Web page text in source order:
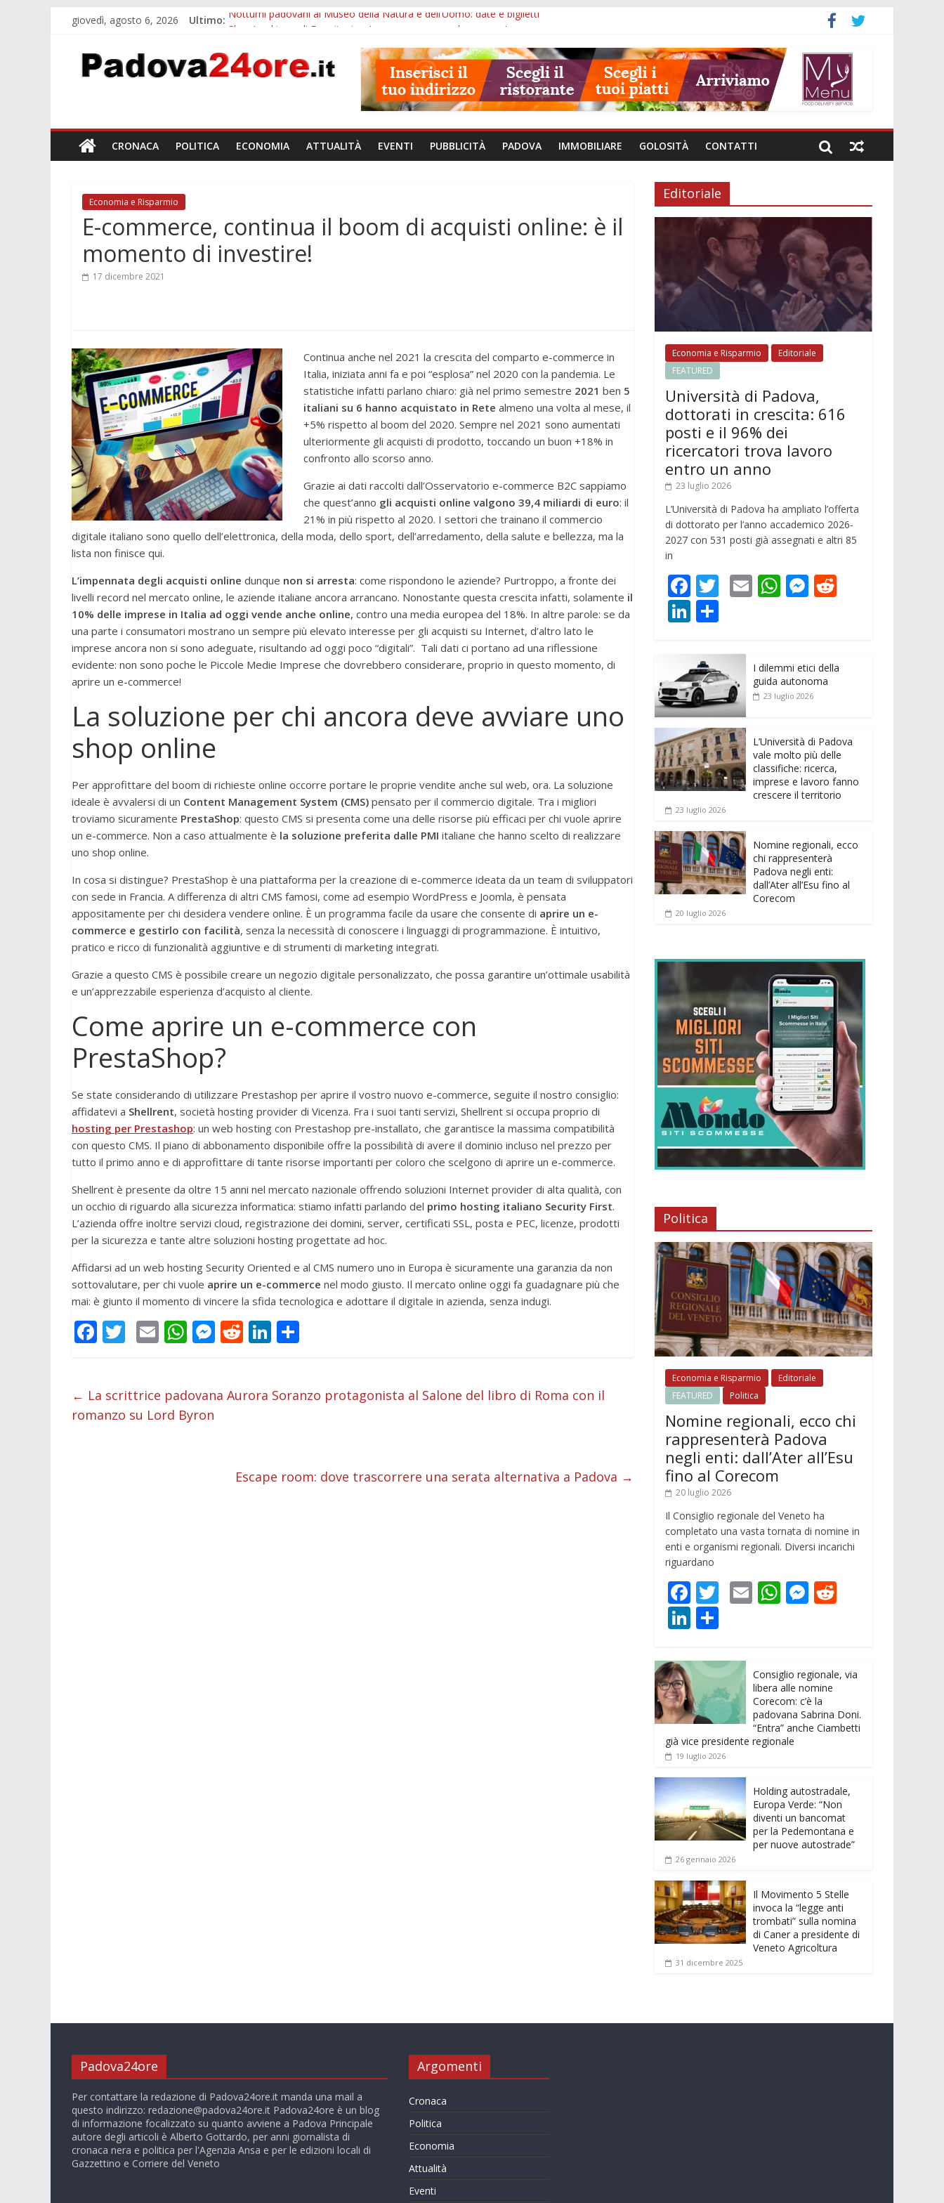
giovedì, agosto 6, 2026 Ultimo: Notturni padovani al Museo della Natura e dell’Uomo: date e biglietti
Orto Botanico Padova: visite ed escursioni fino a settembre
Concorso Università di Padova: 5 funzionari, domande entro il 7 agosto
Euganea Film Festival 2026: 49 opere e 18 anteprime nei Colli Euganei
CRONACA POLITICA ECONOMIA ATTUALITÀ EVENTI PUBBLICITÀ PADOVA IMMOBILIARE GOLOSITÀ CONTATTI
Economia e Risparmio
E-commerce, continua il boom di acquisti online: è il
momento di investire!
17 dicembre 2021
Continua anche nel 2021 la crescita del comparto e-commerce in
Italia, iniziata anni fa e poi “esplosa” nel 2020 con la pandemia. Le
statistiche infatti parlano chiaro: già nel primo semestre 2021 ben 5
italiani su 6 hanno acquistato in Rete almeno una volta al mese, il
+5% rispetto al boom del 2020. Sempre nel 2021 sono aumentati
ulteriormente gli acquisti di prodotto, toccando un buon +18% in
confronto allo scorso anno.
Grazie ai dati raccolti dall’Osservatorio e-commerce B2C sappiamo
che quest’anno gli acquisti online valgono 39,4 miliardi di euro: il
21% in più rispetto al 2020. I settori che trainano il commercio
digitale italiano sono quello dell’elettronica, della moda, dello sport, dell’arredamento, della salute e bellezza, ma la
lista non finisce qui.
L’impennata degli acquisti online dunque non si arresta: come rispondono le aziende? Purtroppo, a fronte dei
livelli record nel mercato online, le aziende italiane ancora arrancano. Nonostante questa crescita infatti, solamente il
10% delle imprese in Italia ad oggi vende anche online, contro una media europea del 18%. In altre parole: se da
una parte i consumatori mostrano un sempre più elevato interesse per gli acquisti su Internet, d’altro lato le
imprese ancora non si sono adeguate, risultando ad oggi poco “digitali”. Tali dati ci portano ad una riflessione
evidente: non sono poche le Piccole Medie Imprese che dovrebbero considerare, proprio in questo momento, di
aprire un e-commerce!
La soluzione per chi ancora deve avviare uno
shop online
Per approfittare del boom di richieste online occorre portare le proprie vendite anche sul web, ora. La soluzione
ideale è avvalersi di un Content Management System (CMS) pensato per il commercio digitale. Tra i migliori
troviamo sicuramente PrestaShop: questo CMS si presenta come una delle risorse più efficaci per chi vuole aprire
un e-commerce. Non a caso attualmente è la soluzione preferita dalle PMI italiane che hanno scelto di realizzare
uno shop online.
In cosa si distingue? PrestaShop è una piattaforma per la creazione di e-commerce ideata da un team di sviluppatori
con sede in Francia. A differenza di altri CMS famosi, come ad esempio WordPress e Joomla, è pensata
appositamente per chi desidera vendere online. È un programma facile da usare che consente di aprire un e-
commerce e gestirlo con facilità, senza la necessità di conoscere i linguaggi di programmazione. È intuitivo,
pratico e ricco di funzionalità aggiuntive e di strumenti di marketing integrati.
Grazie a questo CMS è possibile creare un negozio digitale personalizzato, che possa garantire un’ottimale usabilità
e un’apprezzabile esperienza d’acquisto al cliente.
Come aprire un e-commerce con
PrestaShop?
Se state considerando di utilizzare Prestashop per aprire il vostro nuovo e-commerce, seguite il nostro consiglio:
affidatevi a Shellrent, società hosting provider di Vicenza. Fra i suoi tanti servizi, Shellrent si occupa proprio di
hosting per Prestashop: un web hosting con Prestashop pre-installato, che garantisce la massima compatibilità
con questo CMS. Il piano di abbonamento disponibile offre la possibilità di avere il dominio incluso nel prezzo per
tutto il primo anno e di approfittare di tante risorse importanti per coloro che scelgono di aprire un e-commerce.
Shellrent è presente da oltre 15 anni nel mercato nazionale offrendo soluzioni Internet provider di alta qualità, con
un occhio di riguardo alla sicurezza informatica: stiamo infatti parlando del primo hosting italiano Security First.
L’azienda offre inoltre servizi cloud, registrazione dei domini, server, certificati SSL, posta e PEC, licenze, prodotti
per la sicurezza e tante altre soluzioni hosting progettate ad hoc.
Affidarsi ad un web hosting Security Oriented e al CMS numero uno in Europa è sicuramente una garanzia da non
sottovalutare, per chi vuole aprire un e-commerce nel modo giusto. Il mercato online oggi fa guadagnare più che
mai: è giunto il momento di vincere la sfida tecnologica e adottare il digitale in azienda, senza indugi.
F
b
o
T
er
E
l
W
s
A
M
e
R
di
Li
e di
← La scrittrice padovana Aurora Soranzo protagonista al Salone del libro di Roma con il
romanzo su Lord Byron
Escape room: dove trascorrere una serata alternativa a Padova →
Editoriale
Economia e Risparmio
Editoriale
FEATURED
Università di Padova,
dottorati in crescita: 616
posti e il 96% dei
ricercatori trova lavoro
entro un anno
23 luglio 2026
L’Università di Padova ha ampliato l’offerta
di dottorato per l’anno accademico 2026-
2027 con 531 posti già assegnati e altri 85
in
F
ac
e
b
o
o
k
T
er
E W
A
p
M
n
g
t
Li
k
e
dI
n
n
di
vi
di
I dilemmi etici della
guida autonoma
23 luglio 2026
L’Università di Padova
vale molto più delle
classifiche: ricerca,
imprese e lavoro fanno
crescere il territorio
23 luglio 2026
Nomine regionali, ecco
chi rappresenterà
Padova negli enti:
dall’Ater all’Esu fino al
Corecom
20 luglio 2026
Politica
Economia e Risparmio
Editoriale
FEATURED
Politica
Nomine regionali, ecco chi
rappresenterà Padova
negli enti: dall’Ater all’Esu
fino al Corecom
20 luglio 2026
Il Consiglio regionale del Veneto ha
completato una vasta tornata di nomine in
enti e organismi regionali. Diversi incarichi
riguardano
F
ac
e
b
o
o
k
T
er
E W
A
p
p
M
n
g
er
t
Li
k
e
dI
n
n
di
vi
di
Consiglio regionale, via
libera alle nomine
Corecom: c’è la
padovana Sabrina Doni.
“Entra” anche Ciambetti
già vice presidente regionale
19 luglio 2026
Holding autostradale,
Europa Verde: “Non
diventi un bancomat
per la Pedemontana e
per nuove autostrade”
26 gennaio 2026
Il Movimento 5 Stelle
invoca la “legge anti
trombati” sulla nomina
di Caner a presidente di
Veneto Agricoltura
31 dicembre 2025
Padova24ore
Per contattare la redazione di Padova24ore.it manda una mail a
questo indirizzo: redazione@padova24ore.it Padova24ore è un blog
di informazione focalizzato su quanto avviene a Padova Principale
autore degli articoli è Alberto Gottardo, per anni giornalista di
cronaca nera e politica per l'Agenzia Ansa e per le edizioni locali di
Gazzettino e Corriere del Veneto
Argomenti
Cronaca
Politica
Economia
Attualità
Eventi